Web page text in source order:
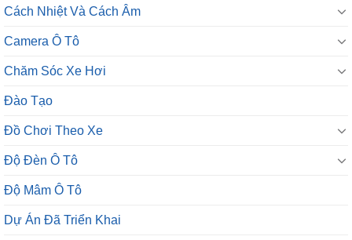
Cách Nhiệt Và Cách Âm
Camera Ô Tô
Chăm Sóc Xe Hơi
Đào Tạo
Đồ Chơi Theo Xe
Độ Đèn Ô Tô
Độ Mâm Ô Tô
Dự Án Đã Triển Khai